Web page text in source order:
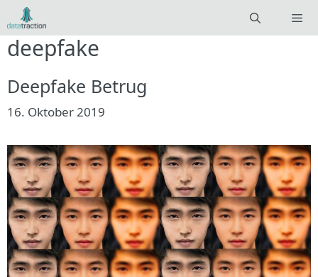
Zum
Inhalt
springen
deepfake
Deepfake Betrug
16. Oktober 2019